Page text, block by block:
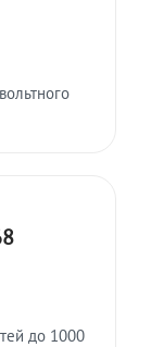
до 1000